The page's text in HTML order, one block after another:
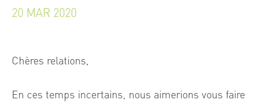
20 MAR 2020
Chères relations,
En ces temps incertains, nous aimerions vous faire